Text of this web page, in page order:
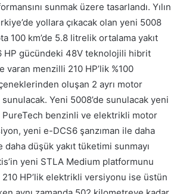
sunmak üzere tasarlandı. Yılın
yollara çıkacak olan yeni 5008
100 km’de 5.8 litrelik ortalama yakıt
HP gücündeki 48V teknolojili hibrit
varan menzilli 210 HP’lik %100
oluşan 2 ayrı motor
Yeni 5008’de sunulacak yeni
PureTech benzinli ve elektrikli motor
yeni e-DCS6 şanzıman ile daha
düşük yakıt tüketimi sunmayı
yeni STLA Medium platformunu
210 HP’lik elektrikli versiyonu ise üstün